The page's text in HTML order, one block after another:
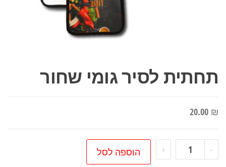
תחתית לסיר גומי שחור
20.00 ₪
-
כמות
של
+ הוספה לסל